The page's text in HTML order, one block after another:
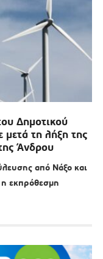
Δημοτικού
τη λήξη της
Άνδρου
από Νάξο και
εκπρόθεσμη